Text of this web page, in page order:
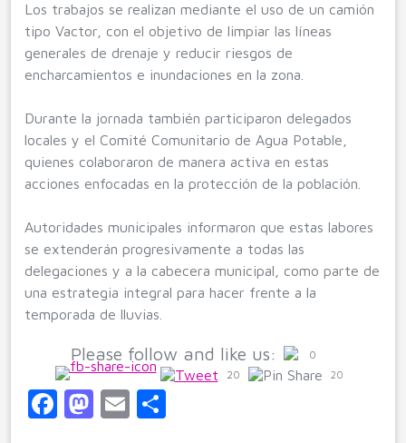
Los trabajos se realizan mediante el uso de un camión
tipo Vactor, con el objetivo de limpiar las líneas
generales de drenaje y reducir riesgos de
encharcamientos e inundaciones en la zona.
Durante la jornada también participaron delegados
locales y el Comité Comunitario de Agua Potable,
quienes colaboraron de manera activa en estas
acciones enfocadas en la protección de la población.
Autoridades municipales informaron que estas labores
se extenderán progresivamente a todas las
delegaciones y a la cabecera municipal, como parte de
una estrategia integral para hacer frente a la
temporada de lluvias.
Please follow and like us:
0
20
20
F
M E